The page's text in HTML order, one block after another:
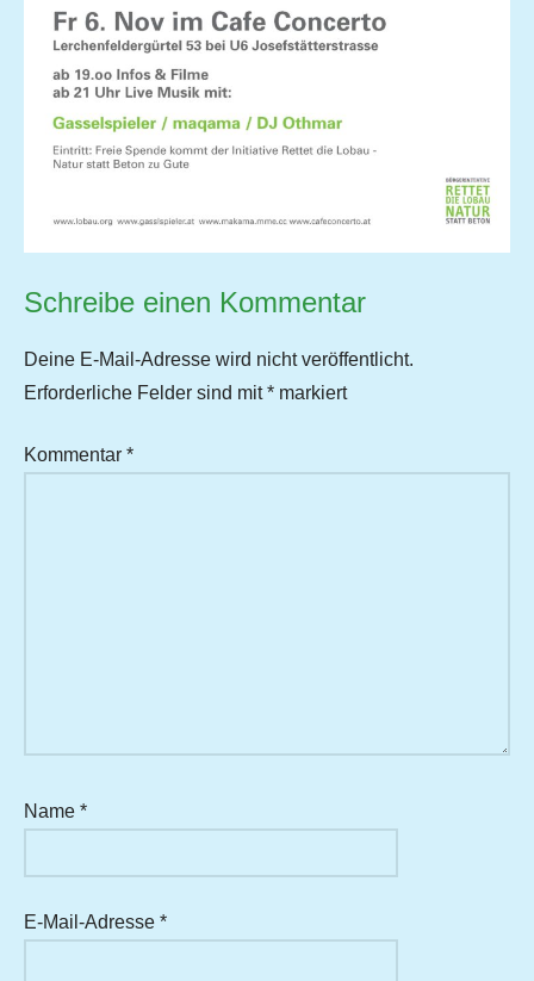
Schreibe einen Kommentar
Deine E-Mail-Adresse wird nicht veröffentlicht.
Erforderliche Felder sind mit* markiert
Kommentar *
Name *
E-Mail-Adresse *